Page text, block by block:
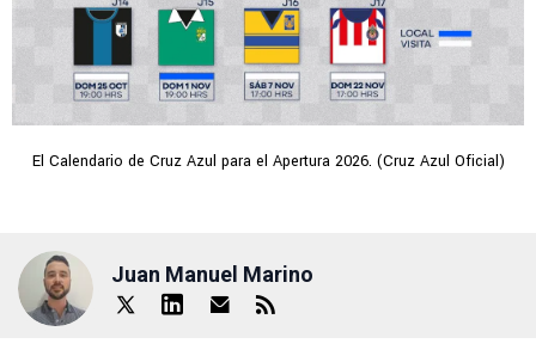
El Calendario de Cruz Azul para el Apertura 2026. (Cruz Azul Oficial)
Juan Manuel Marino